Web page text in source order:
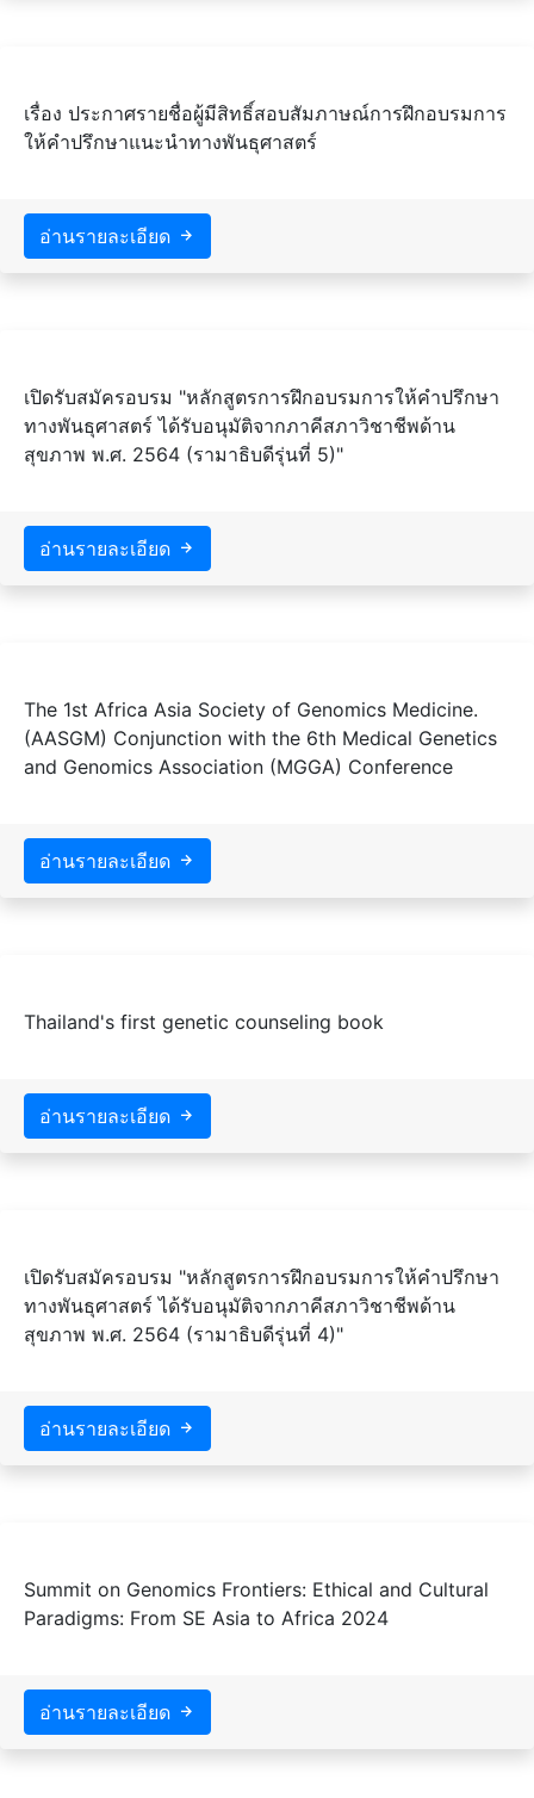
เรื่อง ประกาศรายชื่อผู้มีสิทธิ์สอบสัมภาษณ์การฝึกอบรมการ
ให้คำปรึกษาแนะนำทางพันธุศาสตร์
อ่านรายละเอียด
เปิดรับสมัครอบรม "หลักสูตรการฝึกอบรมการให้คำปรึกษา
ทางพันธุศาสตร์ ได้รับอนุมัติจากภาคีสภาวิชาชีพด้าน
สุขภาพ พ.ศ. 2564 (รามาธิบดีรุ่นที่ 5)"
อ่านรายละเอียด
The 1st Africa Asia Society of Genomics Medicine.
(AASGM) Conjunction with the 6th Medical Genetics
and Genomics Association (MGGA) Conference
อ่านรายละเอียด
Thailand's first genetic counseling book
อ่านรายละเอียด
เปิดรับสมัครอบรม "หลักสูตรการฝึกอบรมการให้คำปรึกษา
ทางพันธุศาสตร์ ได้รับอนุมัติจากภาคีสภาวิชาชีพด้าน
สุขภาพ พ.ศ. 2564 (รามาธิบดีรุ่นที่ 4)"
อ่านรายละเอียด
Summit on Genomics Frontiers: Ethical and Cultural
Paradigms: From SE Asia to Africa 2024
อ่านรายละเอียด